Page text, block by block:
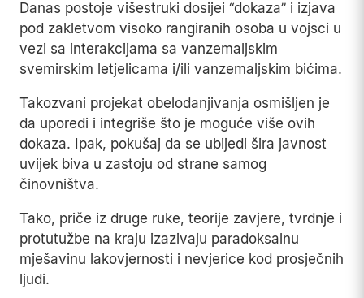
Danas postoje višestruki dosijei “dokaza” i izjava
pod zakletvom visoko rangiranih osoba u vojsci u
vezi sa interakcijama sa vanzemaljskim
svemirskim letjelicama i/ili vanzemaljskim bićima.
Takozvani projekat obelodanjivanja osmišljen je
da uporedi i integriše što je moguće više ovih
dokaza. Ipak, pokušaj da se ubijedi šira javnost
uvijek biva u zastoju od strane samog
činovništva.
Tako, priče iz druge ruke, teorije zavjere, tvrdnje i
protutužbe na kraju izazivaju paradoksalnu
mješavinu lakovjernosti i nevjerice kod prosječnih
ljudi.